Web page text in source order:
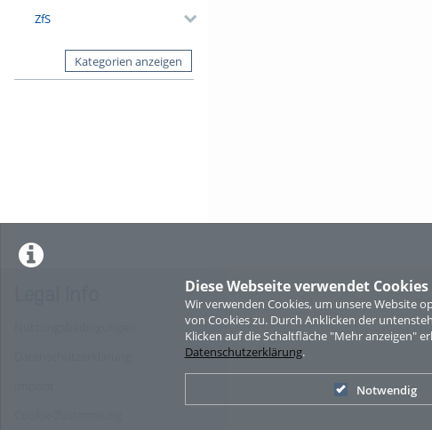
Diese Webseite verwendet Cookies
Wir verwenden Cookies, um unsere Website
von Cookies zu. Durch Anklicken der
Klicken auf die Schaltfläche "Mehr anzeigen"
Datenschutzerklärung.
Notwendig
ZfS
Kategorien anzeigen